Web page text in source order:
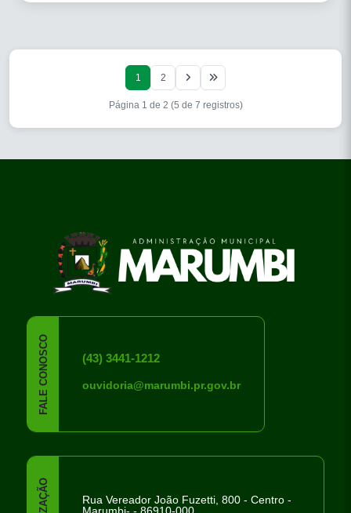
1 2
Página 1 de 2 (5 de 7 registros)
FALE CONOSCO (43) 3441-1212
ouvidoria@marumbi.pr.gov.br
Rua Vereador João Fuzetti, 800 - Centro -